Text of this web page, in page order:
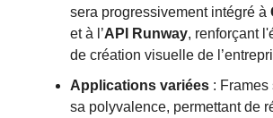
sera progressivement intégré à
et à l’API Runway, renforçant
de création visuelle de
Applications variées : Frames
sa polyvalence, permettant de